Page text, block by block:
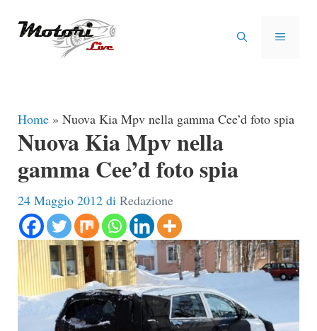
MENU
Home » Nuova Kia Mpv nella gamma Cee’d foto spia
Nuova Kia Mpv nella
gamma Cee’d foto spia
24 Maggio 2012 di Redazione